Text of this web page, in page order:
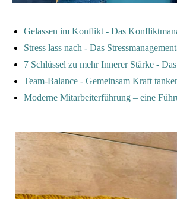
Gelassen im Konflikt - Das
Stress lass nach - Das
7 Schlüssel zu mehr Innerer Stärke -
Team-Balance - Gemeinsam Kraft
Moderne Mitarbeiterführung – eine